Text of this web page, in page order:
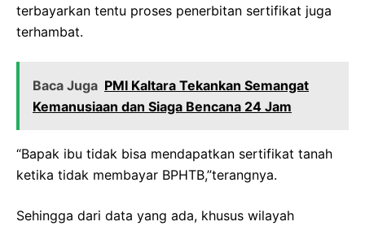
terbayarkan tentu proses penerbitan sertifikat juga
terhambat.
Baca Juga ‎PMI Kaltara Tekankan Semangat
Kemanusiaan dan Siaga Bencana 24 Jam
“Bapak ibu tidak bisa mendapatkan sertifikat tanah
ketika tidak membayar BPHTB,”terangnya.
Sehingga dari data yang ada, khusus wilayah